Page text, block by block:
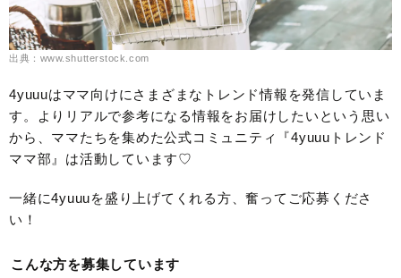
出典：www.shutterstock.com
4yuuuはママ向けにさまざまなトレンド情報を発信していま
す。よりリアルで参考になる情報をお届けしたいという思い
から、ママたちを集めた公式コミュニティ『4yuuuトレンド
ママ部』は活動しています♡
一緒に4yuuuを盛り上げてくれる方、奮ってご応募くださ
い！
こんな方を募集しています